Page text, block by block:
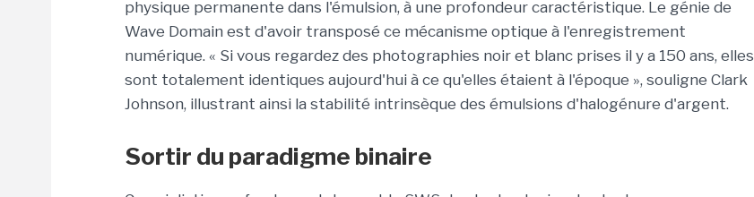
physique permanente dans l'émulsion, à une profondeur caractéristique. Le génie de
Wave Domain est d'avoir transposé ce mécanisme optique à l'enregistrement
numérique. « Si vous regardez des photographies noir et blanc prises il y a 150 ans, elles
sont totalement identiques aujourd'hui à ce qu'elles étaient à l'époque », souligne Clark
Johnson, illustrant ainsi la stabilité intrinsèque des émulsions d'halogénure d'argent.
Sortir du paradigme binaire